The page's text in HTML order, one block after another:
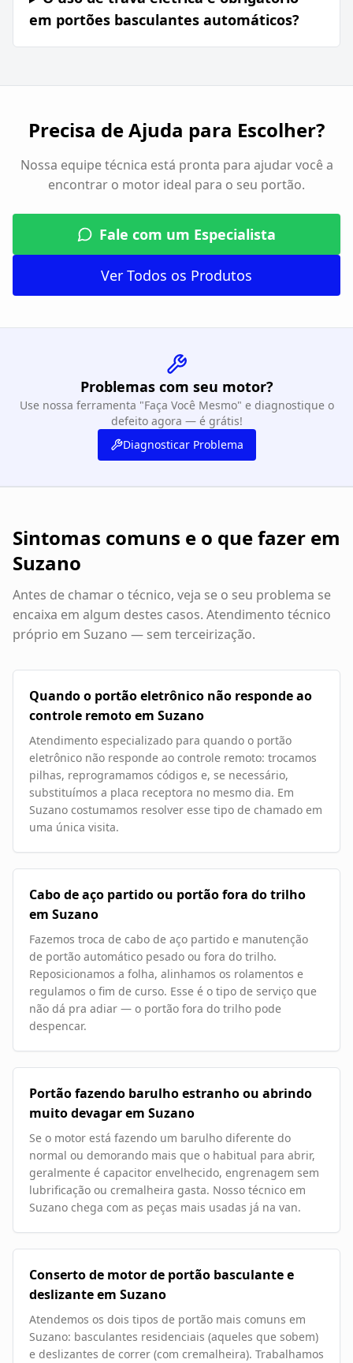
em portões basculantes automáticos?
Precisa de Ajuda para Escolher?
Nossa equipe técnica está pronta para ajudar você a
encontrar o motor ideal para o seu portão.
Fale com um Especialista
Ver Todos os Produtos
Problemas com seu motor?
Use nossa ferramenta "Faça Você Mesmo" e diagnostique o
defeito agora — é grátis!
Diagnosticar Problema
Sintomas comuns e o que fazer em
Suzano
Antes de chamar o técnico, veja se o seu problema se
encaixa em algum destes casos. Atendimento técnico
próprio em Suzano — sem terceirização.
Quando o portão eletrônico não responde ao
controle remoto em Suzano
Atendimento especializado para quando o portão
eletrônico não responde ao controle remoto: trocamos
pilhas, reprogramamos códigos e, se necessário,
substituímos a placa receptora no mesmo dia. Em
Suzano costumamos resolver esse tipo de chamado em
uma única visita.
Cabo de aço partido ou portão fora do trilho
em Suzano
Fazemos troca de cabo de aço partido e manutenção
de portão automático pesado ou fora do trilho.
Reposicionamos a folha, alinhamos os rolamentos e
regulamos o fim de curso. Esse é o tipo de serviço que
não dá pra adiar — o portão fora do trilho pode
despencar.
Portão fazendo barulho estranho ou abrindo
muito devagar em Suzano
Se o motor está fazendo um barulho diferente do
normal ou demorando mais que o habitual para abrir,
geralmente é capacitor envelhecido, engrenagem sem
lubrificação ou cremalheira gasta. Nosso técnico em
Suzano chega com as peças mais usadas já na van.
Conserto de motor de portão basculante e
deslizante em Suzano
Atendemos os dois tipos de portão mais comuns em
Suzano: basculantes residenciais (aqueles que sobem)
e deslizantes de correr (com cremalheira). Trabalhamos